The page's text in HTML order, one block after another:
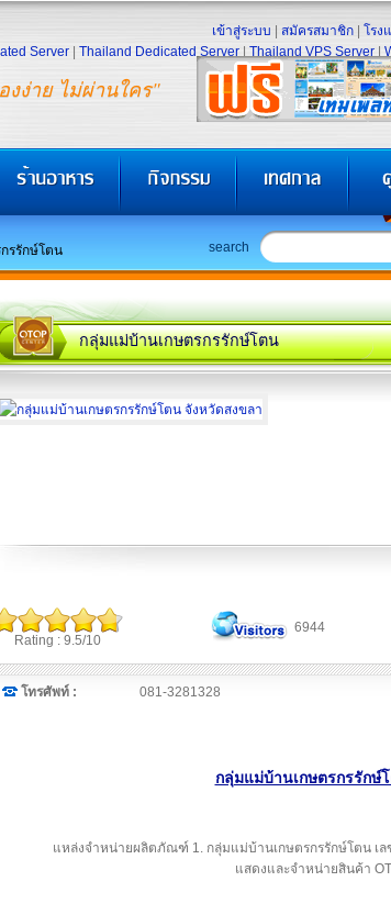
งง่าย ไม่ผ่านใคร"
เข้าสู่ระบบ สมัครสมาชิก โรง
Server
Thailand Dedicated Server Thailand VPS Server
รรักษ์โตน search
กลุ่มแม่บ้านเกษตรกรรักษ์โตน
Rating : 9.5/10
6944
โทรศัพท์ : 081-3281328
กลุ่มแม่บ้านเกษตรกรรักษ์
แหล่งจำหน่ายผลิตภัณฑ์ 1. กลุ่มแม่บ้านเกษตรกรรักษ์โตน เ
แสดงและจำหน่ายสินค้า